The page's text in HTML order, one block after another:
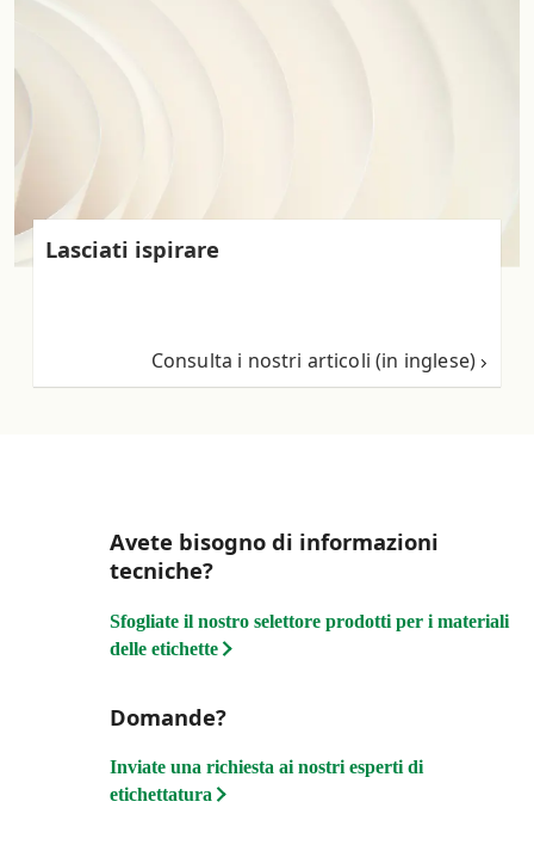
Lasciati ispirare
Consulta i nostri articoli (in inglese)
Avete bisogno di informazioni
tecniche?
Sfogliate il nostro selettore prodotti per i materiali
delle etichette
Domande?
Inviate una richiesta ai nostri esperti di
etichettatura